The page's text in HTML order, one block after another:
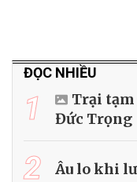
ĐỌC NHIỀU
1
Trại tạm
Đức Trọng
2 Âu lo khi